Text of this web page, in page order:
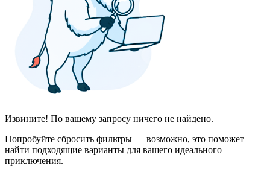
Извините! По вашему запросу ничего не найдено.
Попробуйте сбросить фильтры — возможно, это поможет
найти подходящие варианты для вашего идеального
приключения.